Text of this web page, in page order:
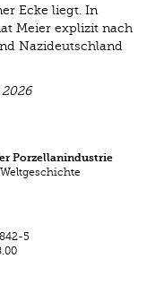
Ecke liegt. In
Meier explizit nach
Nazideutschland
Porzellanindustrie
5